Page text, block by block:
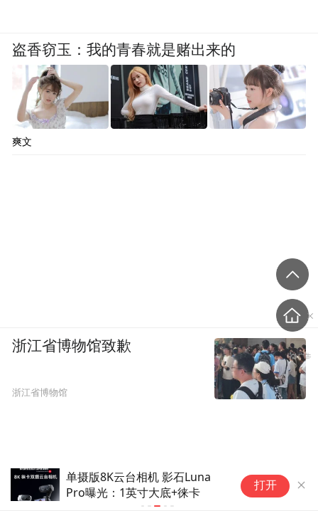
单摄版8K云台相机 影石Luna
Pro曝光：1英寸大底+徕卡
打开
盗香窃玉：我的青春就是赌出来的
爽文
浙江省博物馆致歉
浙江省博物馆